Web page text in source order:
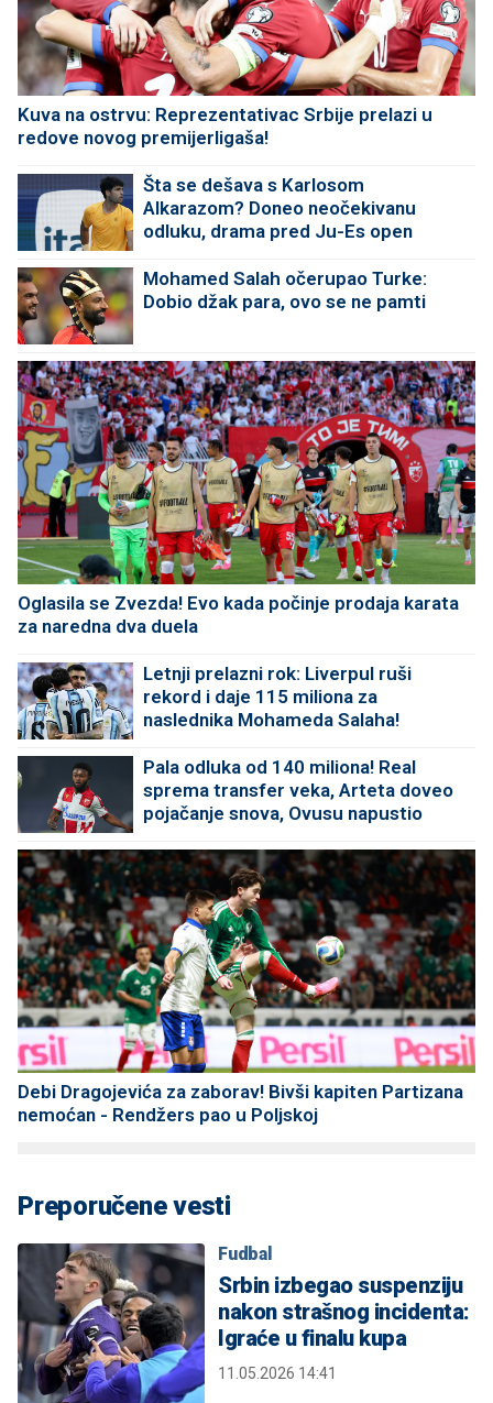
Kuva na ostrvu: Reprezentativac Srbije prelazi u
redove novog premijerligaša!
Šta se dešava s Karlosom
Alkarazom? Doneo neočekivanu
odluku, drama pred Ju-Es open
Mohamed Salah očerupao Turke:
Dobio džak para, ovo se ne pamti
Oglasila se Zvezda! Evo kada počinje prodaja karata
za naredna dva duela
Letnji prelazni rok: Liverpul ruši
rekord i daje 115 miliona za
naslednika Mohameda Salaha!
Pala odluka od 140 miliona! Real
sprema transfer veka, Arteta doveo
pojačanje snova, Ovusu napustio
Debi Dragojevića za zaborav! Bivši kapiten Partizana
nemoćan - Rendžers pao u Poljskoj
Preporučene vesti
Fudbal
Srbin izbegao suspenziju
nakon strašnog incidenta:
Igraće u finalu kupa
11.05.2026 14:41